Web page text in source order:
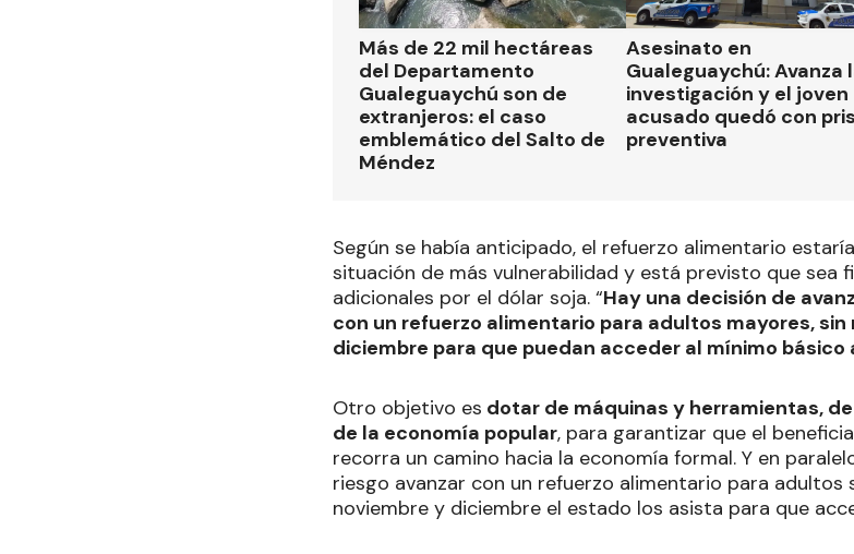
Más de 22 mil hectáreas
del Departamento
Gualeguaychú son de
extranjeros: el caso
emblemático del Salto de
Méndez
Asesinato en
Gualeguaychú: Avanza
investigación y el joven
acusado quedó con
preventiva
Según se había anticipado, el refuerzo alimentario
situación de más vulnerabilidad y está previsto que sea
adicionales por el dólar soja. “Hay una decisión de
con un refuerzo alimentario para adultos mayores, sin
diciembre para que puedan acceder al mínimo básico
Otro objetivo es dotar de máquinas y herramientas,
de la economía popular, para garantizar que el
recorra un camino hacia la economía formal. Y en
riesgo avanzar con un refuerzo alimentario para adultos
noviembre y diciembre el estado los asista para que